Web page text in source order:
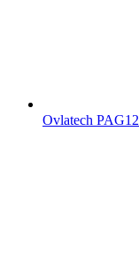
Ovlatech